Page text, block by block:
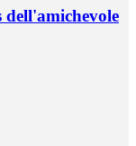
dell'amichevole